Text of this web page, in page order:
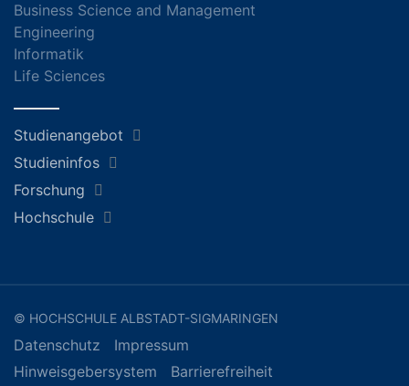
Business Science and Management
Engineering
Informatik
Life Sciences
Studienangebot
Studieninfos
Forschung
Hochschule
© HOCHSCHULE ALBSTADT-SIGMARINGEN
Datenschutz
Impressum
Hinweisgebersystem
Barrierefreiheit